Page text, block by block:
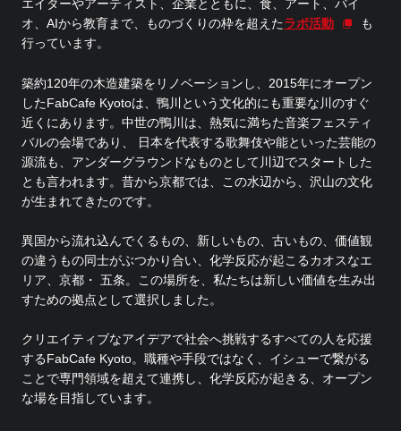
エイターやアーティスト、企業とともに、食、アート、バイ
オ、AIから教育まで、ものづくりの枠を超えたラボ活動
も
行っています。
築約120年の木造建築をリノベーションし、2015年にオープン
したFabCafe Kyotoは、鴨川という文化的にも重要な川のすぐ
近くにあります。中世の鴨川は、熱気に満ちた音楽フェスティ
バルの会場であり、 日本を代表する歌舞伎や能といった芸能の
源流も、アンダーグラウンドなものとして川辺でスタートした
とも言われます。昔から京都では、この水辺から、沢山の文化
が生まれてきたのです。
異国から流れ込んでくるもの、新しいもの、古いもの、価値観
の違うもの同士がぶつかり合い、化学反応が起こるカオスなエ
リア、京都・ 五条。この場所を、私たちは新しい価値を生み出
すための拠点として選択しました。
クリエイティブなアイデアで社会へ挑戦するすべての人を応援
するFabCafe Kyoto。職種や手段ではなく、イシューで繋がる
ことで専門領域を超えて連携し、化学反応が起きる、オープン
な場を目指しています。